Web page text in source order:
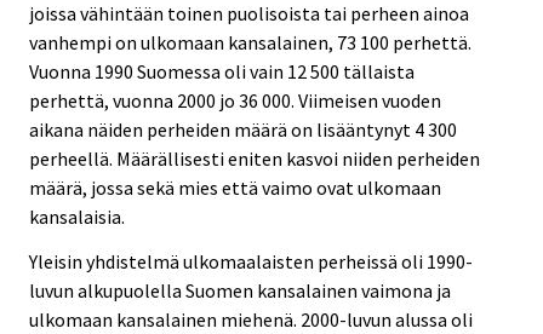
joissa vähintään toinen puolisoista tai perheen ainoa
vanhempi on ulkomaan kansalainen, 73 100 perhettä.
Vuonna 1990 Suomessa oli vain 12 500 tällaista
perhettä, vuonna 2000 jo 36 000. Viimeisen vuoden
aikana näiden perheiden määrä on lisääntynyt 4 300
perheellä. Määrällisesti eniten kasvoi niiden perheiden
määrä, jossa sekä mies että vaimo ovat ulkomaan
kansalaisia.
Yleisin yhdistelmä ulkomaalaisten perheissä oli 1990-
luvun alkupuolella Suomen kansalainen vaimona ja
ulkomaan kansalainen miehenä. 2000-luvun alussa oli